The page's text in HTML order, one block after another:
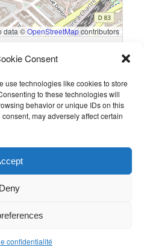
Consent
use technologies like cookies to store
to these technologies will
behavior or unique IDs on this
may adversely affect certain
Deny
confidentialité
data ©OpenStreetMapcontributors
Goals
2
. Mettez-le en favori avec son
de confidentialité